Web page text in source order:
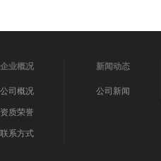
企业概况
公司概况
资质荣誉
联系方式
新闻动态
公司新闻